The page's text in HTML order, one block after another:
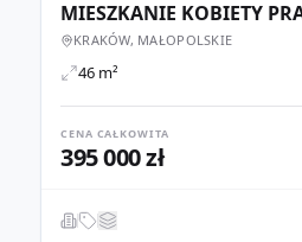
KRAKÓW, MAŁOPOLSKIE
46 m²
CENA CAŁKOWITA
395 000 zł